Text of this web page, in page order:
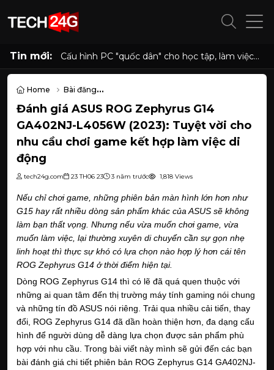
Tin mới:
Đánh giá Lenovo Yoga Slim 7a (14”, 11): Mỏng
nhẹ cao cấp, pin cả ngày, hiệu năng tốt, rất
Home
Bài đăng
Đánh giá ASUS ROG Zephyrus G14 GA402NJ-L4056W (2023):
Đánh giá ASUS ROG Zephyrus G14
GA402NJ-L4056W (2023): Tuyệt vời cho
nhu cầu chơi game kết hợp làm việc di
động
tech24g.com 23 TH06 23 3 năm trước 1,818 Views
Nếu chỉ chơi game, những phiên bản màn hình lớn hơn như
G15 hay rất nhiều dòng sản phẩm khác của ASUS sẽ không
làm bạn thất vọng. Nhưng nếu vừa muốn chơi game, vừa
muốn làm việc, lại thường xuyên di chuyển cần sự gọn nhẹ
linh hoạt thì thực sự khó có lựa chọn nào hợp lý hơn cái tên
ROG Zephyrus G14 ở thời điểm hiện tại.
Dòng ROG Zephyrus G14 thì có lẽ đã quá quen thuộc với
những ai quan tâm đến thị trường máy tính gaming nói chung
và những tín đồ ASUS nói riêng. Trải qua nhiều cải tiến, thay
đổi, ROG Zephyrus G14 đã dần hoàn thiện hơn, đa dạng cấu
hình để người dùng dễ dàng lựa chọn được sản phẩm phù
hợp với nhu cầu. Trong bài viết này mình sẽ gửi đến các bạn
bài đánh giá chi tiết phiên bản ROG Zephyrus G14 GA402NJ-